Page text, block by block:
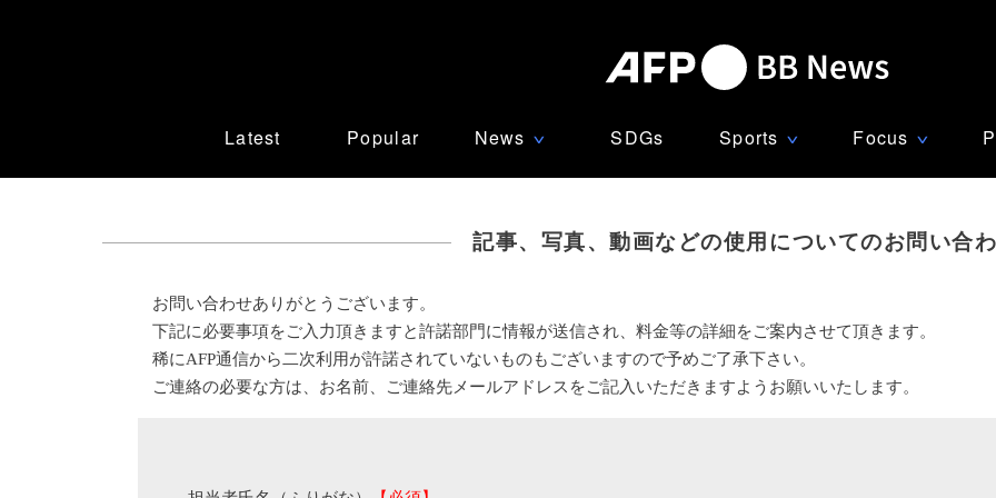
Latest Popular News ∨ SDGs Sports ∨ Focus ∨
記事、写真、動画などの使用についてのお問い合
お問い合わせありがとうございます。
下記に必要事項をご入力頂きますと許諾部門に情報が送信され、料金等の詳細をご案内させて頂きます。
稀にAFP通信から二次利用が許諾されていないものもございますので予めご了承下さい。
ご連絡の必要な方は、お名前、ご連絡先メールアドレスをご記入いただきますようお願いいたします。